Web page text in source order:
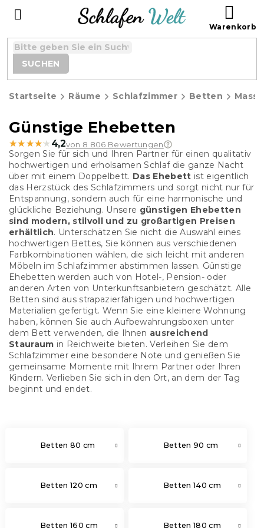
SUCHEN
Startseite Räume Schlafzimmer Betten
Günstige Ehebetten
★★★★★
★★★★★ 4,2von 8 806 Bewertungen
Sorgen Sie für sich und Ihren Partner für einen qualitativ
hochwertigen und erholsamen Schlaf die ganze Nacht
über mit einem Doppelbett. Das Ehebett ist eigentlich
das Herzstück des Schlafzimmers und sorgt nicht nur für
Entspannung, sondern auch für eine harmonische und
glückliche Beziehung. Unsere günstigen Ehebetten
sind modern, stilvoll und zu großartigen Preisen
erhältlich. Unterschätzen Sie nicht die Auswahl eines
hochwertigen Bettes, Sie können aus verschiedenen
Farbkombinationen wählen, die sich leicht mit anderen
Möbeln im Schlafzimmer abstimmen lassen. Günstige
Ehebetten werden auch von Hotel-, Pension- oder
anderen Arten von Unterkunftsanbietern geschätzt. Alle
Betten sind aus strapazierfähigen und hochwertigen
Materialien gefertigt. Wenn Sie eine kleinere Wohnung
haben, können Sie auch Aufbewahrungsboxen unter
dem Bett verwenden, die Ihnen ausreichend
Stauraum in Reichweite bieten. Verleihen Sie dem
Schlafzimmer eine besondere Note und genießen Sie
gemeinsame Momente mit Ihrem Partner oder Ihren
Kindern. Verlieben Sie sich in den Ort, an dem der Tag
beginnt und endet.
Betten 80 cm Betten 90 cm
Betten 120 cm Betten 140 cm
Betten 160 cm Betten 180 cm